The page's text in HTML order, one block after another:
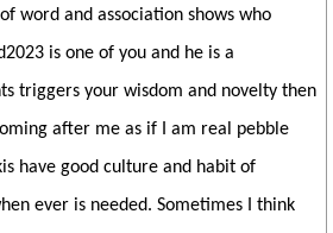
word and association shows who
is one of you and he is a
triggers your wisdom and novelty then
after me as if I am real pebble
have good culture and habit of
ever is needed. Sometimes I think